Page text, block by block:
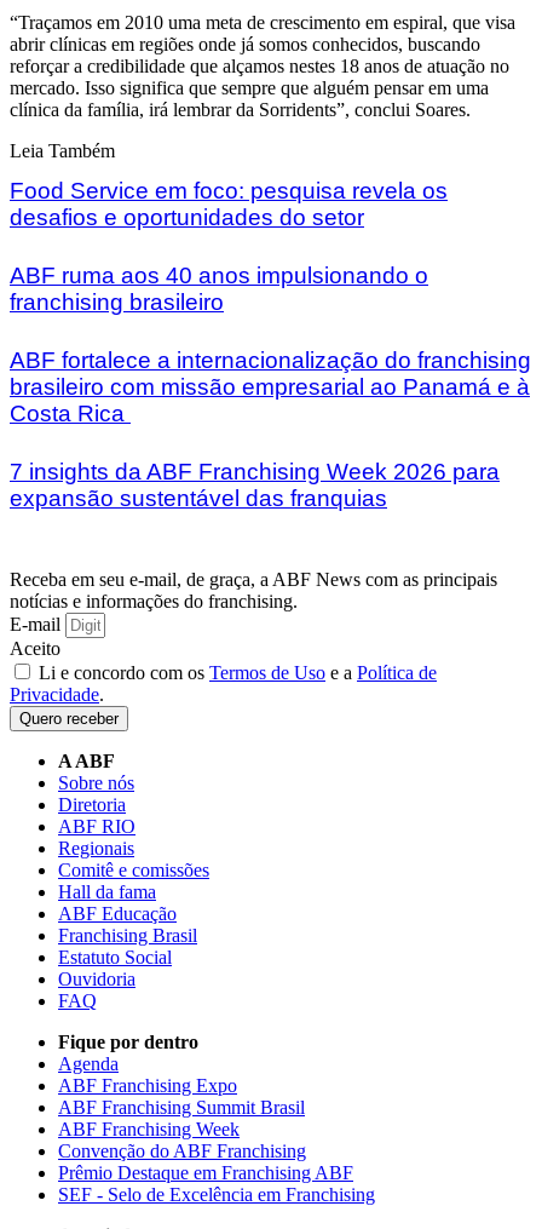
“Traçamos em 2010 uma meta de crescimento em espiral, que visa
abrir clínicas em regiões onde já somos conhecidos, buscando
reforçar a credibilidade que alçamos nestes 18 anos de atuação no
mercado. Isso significa que sempre que alguém pensar em uma
clínica da família, irá lembrar da Sorridents”, conclui Soares.
Leia Também
Food Service em foco: pesquisa revela os
desafios e oportunidades do setor
ABF ruma aos 40 anos impulsionando o
franchising brasileiro
ABF fortalece a internacionalização do franchising
brasileiro com missão empresarial ao Panamá e à
Costa Rica
7 insights da ABF Franchising Week 2026 para
expansão sustentável das franquias
Receba em seu e-mail, de graça, a ABF News com as principais
notícias e informações do franchising.
E-mail
Aceito
Li e concordo com os Termos de Uso e a Política de
Privacidade.
Quero receber
A ABF
Sobre nós
Diretoria
ABF RIO
Regionais
Comitê e comissões
Hall da fama
ABF Educação
Franchising Brasil
Estatuto Social
Ouvidoria
FAQ
Fique por dentro
Agenda
ABF Franchising Expo
ABF Franchising Summit Brasil
ABF Franchising Week
Convenção do ABF Franchising
Prêmio Destaque em Franchising ABF
SEF - Selo de Excelência em Franchising